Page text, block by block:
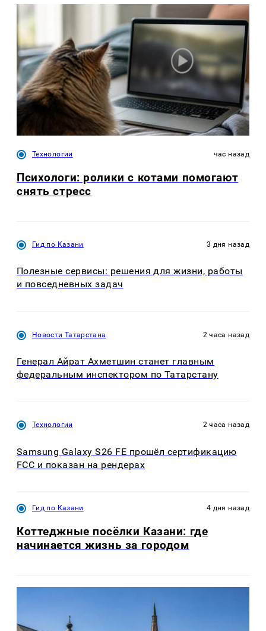
Технологии час назад
Психологи: ролики с котами помогают
снять стресс
Гид по Казани 3 дня назад
Полезные сервисы: решения для жизни, работы
и повседневных задач
Новости Татарстана 2 часа назад
Генерал Айрат Ахметшин станет главным
федеральным инспектором по Татарстану
Технологии 2 часа назад
Samsung Galaxy S26 FE прошёл сертификацию
FCC и показан на рендерах
Гид по Казани 4 дня назад
Коттеджные посёлки Казани: где
начинается жизнь за городом